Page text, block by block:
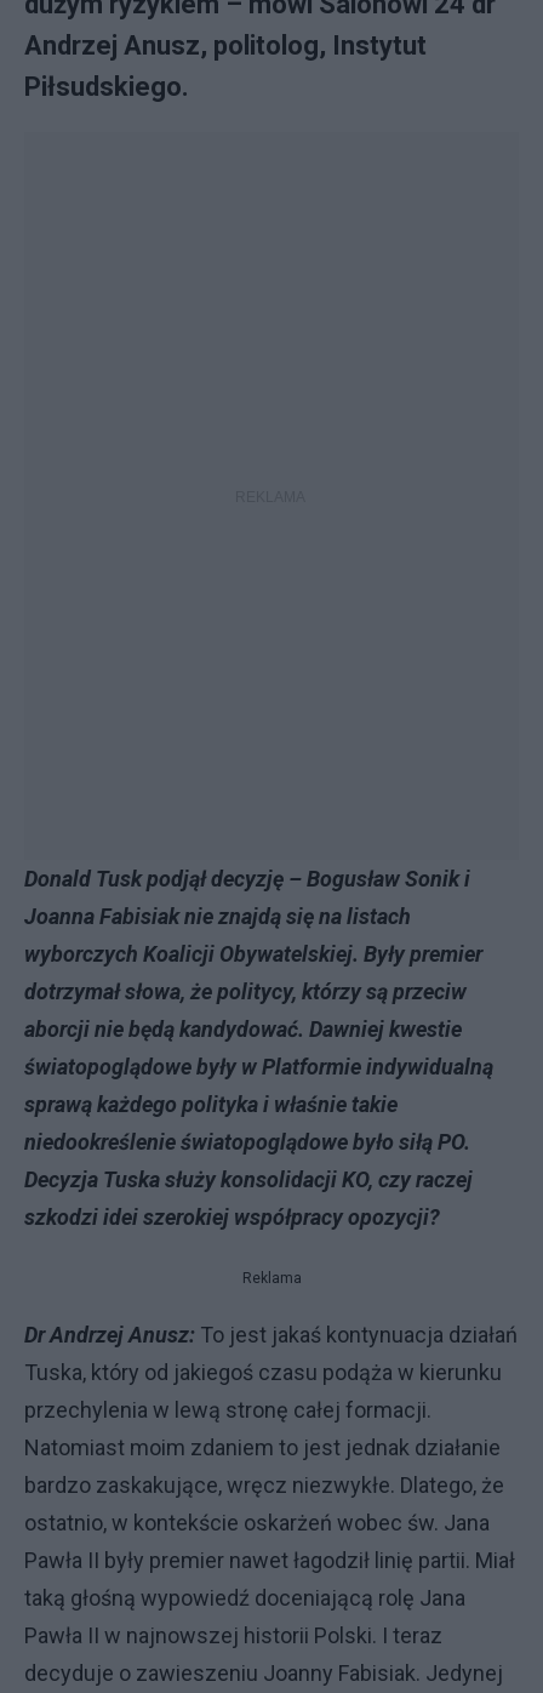
Andrzej Anusz, politolog, Instytut
Piłsudskiego.
Donald Tusk podjął decyzję –Bogusław Sonik i
Joanna Fabisiak nie znajdą się na listach
wyborczych Koalicji Obywatelskiej. Były premier
dotrzymał słowa, że politycy, którzy są przeciw
aborcji nie będą kandydować. Dawniej kwestie
światopoglądowe były w Platformie indywidualną
sprawą każdego polityka i właśnie takie
niedookreślenie światopoglądowe było siłą PO.
Decyzja Tuska służy konsolidacji KO, czy raczej
szkodzi idei szerokiej współpracy opozycji?
Reklama
Dr Andrzej Anusz: To jest jakaś kontynuacja działań
Tuska, który od jakiegoś czasu podąża w kierunku
przechylenia w lewą stronę całej formacji.
Natomiast moim zdaniem to jest jednak działanie
bardzo zaskakujące, wręcz niezwykłe. Dlatego, że
ostatnio, w kontekście oskarżeń wobec św. Jana
Pawła II były premier nawet łagodził linię partii. Miał
taką głośną wypowiedź doceniającą rolę Jana
Pawła II w najnowszej historii Polski. I teraz
decyduje o zawieszeniu Joanny Fabisiak. Jedynej